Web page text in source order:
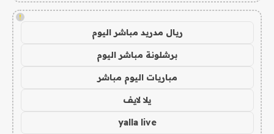
!
ريال مدريد مباشر اليوم
برشلونة مباشر اليوم
مباريات اليوم مباشر
يلا لايف
yalla live